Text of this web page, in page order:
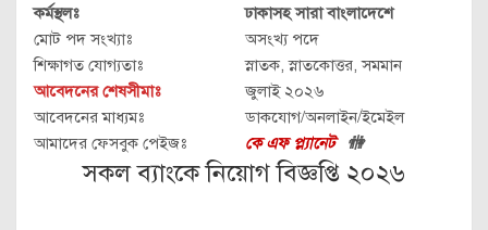
কর্মস্থলঃ
ঢাকাসহ সারা বাংলাদেশে
মোট পদ সংখ্যাঃ
অসংখ্য পদে
শিক্ষাগত যোগ্যতাঃ
স্নাতক, স্নাতকোত্তর, সমমান
আবেদনের শেষসীমাঃ
জুলাই ২০২৬
আবেদনের মাধ্যমঃ
ডাকযোগ/অনলাইন/ইমেইল
আমাদের ফেসবুক পেইজঃ
কে এফ প্ল্যানেট 🚻
সকল ব্যাংকে নিয়োগ বিজ্ঞপ্তি ২০২৬